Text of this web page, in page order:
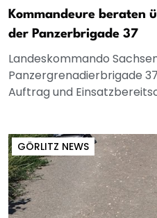
Kommandeure beraten
der Panzerbrigade 37
Landeskommando
Panzergrenadierbrigade
Auftrag und
GÖRLITZ NEWS